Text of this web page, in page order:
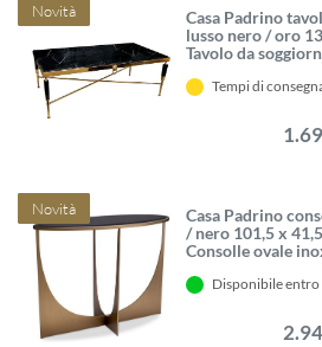
Novità
Casa Padrino
lusso nero / oro
Tavolo da
di lusso - Mobili
Tempi di
Novità
Casa Padrino
/ nero 101,5 x
Consolle ovale
soggiorno -
Disponibile